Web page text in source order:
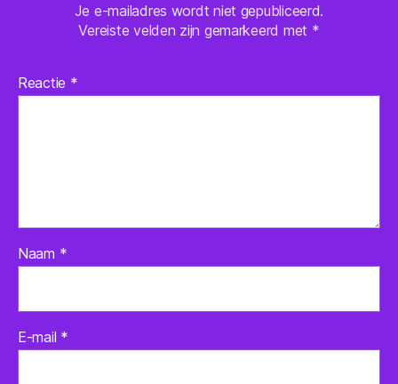
Je e-mailadres wordt niet gepubliceerd.
Vereiste velden zijn gemarkeerd met *
Reactie *
Naam *
E-mail *